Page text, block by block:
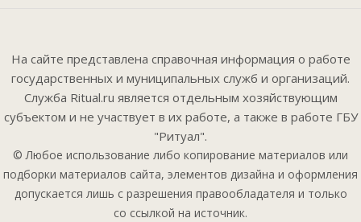
На сайте представлена справочная информация о работе
государственных и муниципальных служб и организаций.
Служба Ritual.ru является отдельным хозяйствующим
субъектом и не участвует в их работе, а также в работе ГБУ
"Ритуал".
© Любое использование либо копирование материалов или
подборки материалов сайта, элементов дизайна и оформления
допускается лишь с разрешения правообладателя и только
со ссылкой на источник.